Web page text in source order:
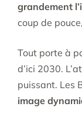
grandement
coup de
Tout porte à
d’ici 2030.
puissant. Les
image